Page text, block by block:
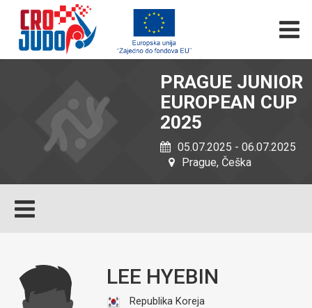
PRAGUE JUNIOR
EUROPEAN CUP
2025
05.07.2025 - 06.07.2025
Prague, Češka
LEE HYEBIN
Republika Koreja